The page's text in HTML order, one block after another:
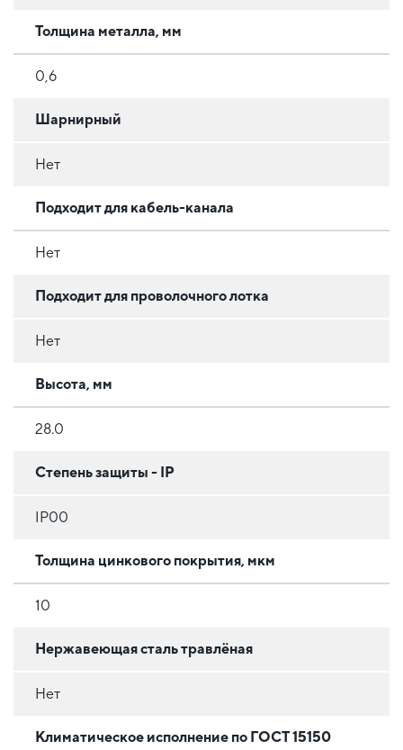
Толщина металла, мм
0,6
Шарнирный
Нет
Подходит для кабель-канала
Нет
Подходит для проволочного лотка
Нет
Высота, мм
28.0
Степень защиты - IP
IP00
Толщина цинкового покрытия, мкм
10
Нержавеющая сталь травлёная
Нет
Климатическое исполнение по ГОСТ 15150